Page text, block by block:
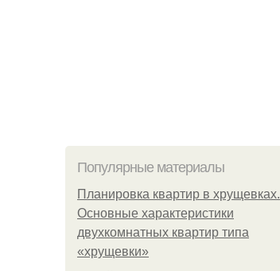
Популярные материалы
Планировка квартир в хрущевках.
Основные характеристики
двухкомнатных квартир типа
«хрущевки»